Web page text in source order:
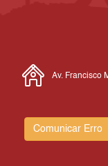
Av. Francisco
Comunicar Erro